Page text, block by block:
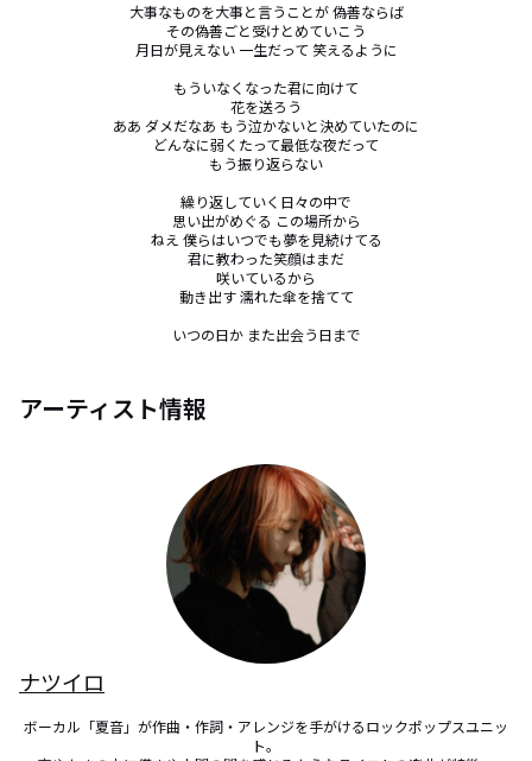
大事なものを大事と言うことが 偽善ならば
その偽善ごと受けとめていこう
月日が見えない 一生だって 笑えるように
もういなくなった君に向けて
花を送ろう
ああ ダメだなあ もう泣かないと決めていたのに
どんなに弱くたって最低な夜だって
もう振り返らない
繰り返していく日々の中で
思い出がめぐる この場所から
ねえ 僕らはいつでも夢を見続けてる
君に教わった笑顔はまだ
咲いているから
動き出す 濡れた傘を捨てて
いつの日か また出会う日まで
アーティスト情報
ナツイロ
ボーカル「夏音」が作曲・作詞・アレンジを手がけるロックポップスユニッ
ト。